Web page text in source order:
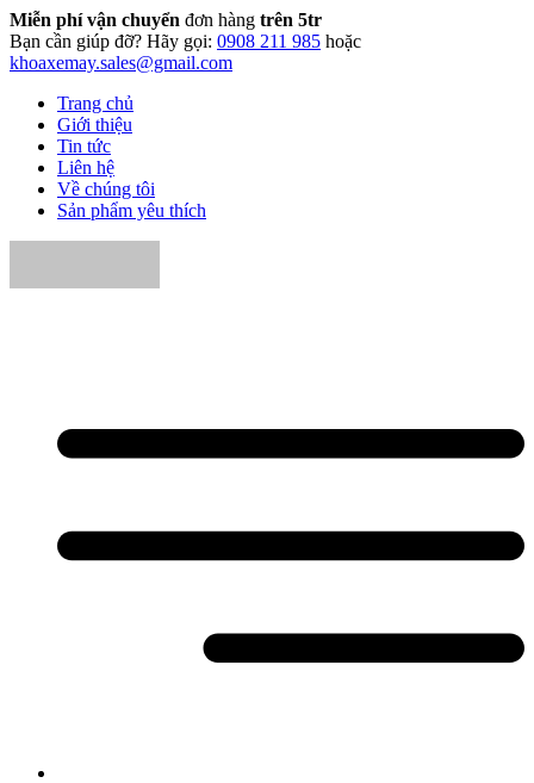
Miễn phí vận chuyển đơn hàng trên 5tr
Bạn cần giúp đỡ? Hãy gọi: 0908 211 985 hoặc
khoaxemay.sales@gmail.com
Trang chủ
Giới thiệu
Tin tức
Liên hệ
Về chúng tôi
Sản phẩm yêu thích